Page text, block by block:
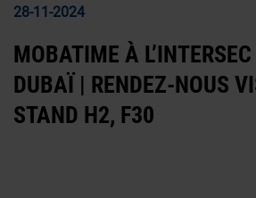
28-11-2024
MOBATIME À
DUBAÏ | RENDEZ-NOUS
STAND H2, F30